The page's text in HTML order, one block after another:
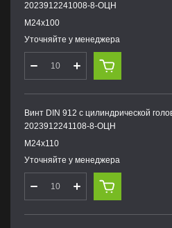
2023912241008-8-ОЦН
М24х100
Уточняйте у менеджера
Винт DIN 912 с цилиндрической
2023912241108-8-ОЦН
М24х110
Уточняйте у менеджера